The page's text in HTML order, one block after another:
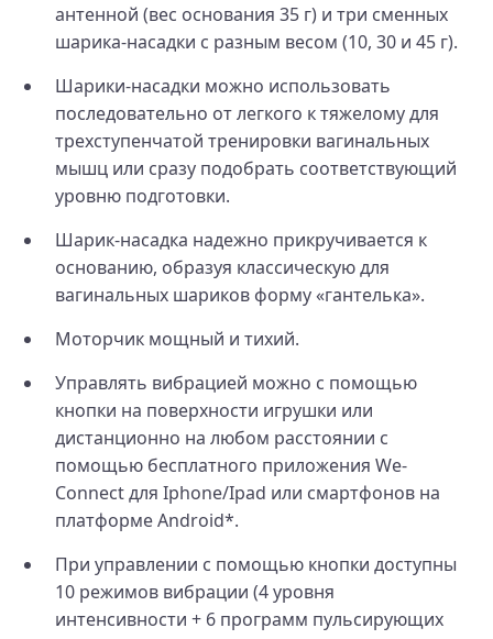
антенной (вес основания 35 г) и три сменных
шарика-насадки с разным весом (10, 30 и 45 г).
Шарики-насадки можно использовать
последовательно от легкого к тяжелому для
трехступенчатой тренировки вагинальных
мышц или сразу подобрать соответствующий
уровню подготовки.
Шарик-насадка надежно прикручивается к
основанию, образуя классическую для
вагинальных шариков форму «гантелька».
Моторчик мощный и тихий.
Управлять вибрацией можно с помощью
кнопки на поверхности игрушки или
дистанционно на любом расстоянии c
помощью бесплатного приложения We-
Connect для Iphone/Ipad или смартфонов на
платформе Android*.
При управлении с помощью кнопки доступны
10 режимов вибрации (4 уровня
интенсивности + 6 программ пульсирующих